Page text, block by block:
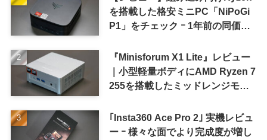
を搭載した格安ミニPC「NiPoGi
P1」をチェック ｰ 1年前の同価格
『Minisforum X1 Lite』レビュー
｜小型軽量ボディにAMD Ryzen 7
255を搭載したミッドレンジモデ
｢Insta360 Ace Pro 2｣ 実機レビュ
ー ｰ 様々な面でより完成度が増し